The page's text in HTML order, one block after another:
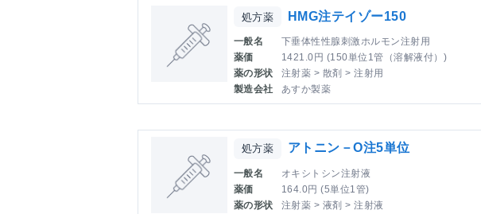
処方薬 HMG注テイゾー150
一般名
下垂体性性腺刺激ホルモン注射用
薬価
1421.0円 (150単位1管（溶解液付）)
薬の形状
注射薬 > 散剤 > 注射用
製造会社
あすか製薬
処方薬 アトニン－O注5単位
一般名
オキシトシン注射液
薬価
164.0円 (5単位1管)
薬の形状
注射薬 > 液剤 > 注射液